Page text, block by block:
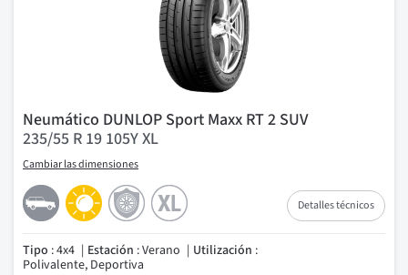
Neumático DUNLOP Sport Maxx RT 2 SUV
235/55 R 19 105Y XL
Cambiar las dimensiones
Detalles técnicos
Tipo : 4x4 Estación : Verano Utilización :
Polivalente, Deportiva